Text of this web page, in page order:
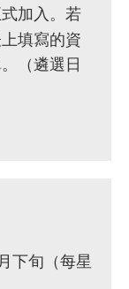
加入。若
填寫的資
（遴選日
下旬（每星